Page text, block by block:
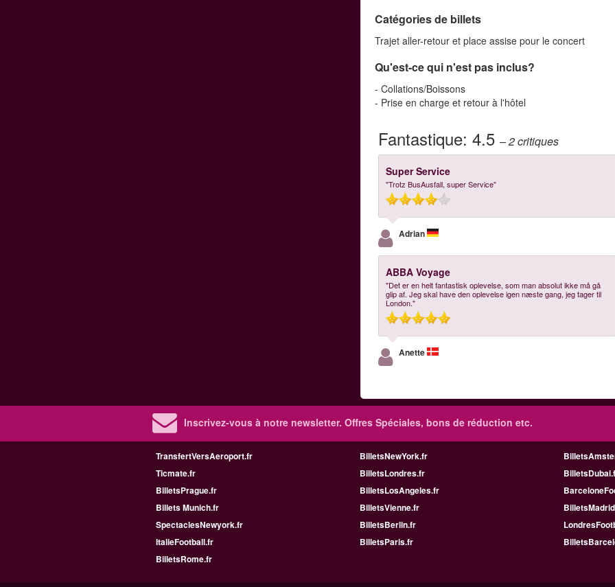
Catégories de billets
Trajet aller-retour et place assise pour le concert
Qu'est-ce qui n'est pas inclus?
- Collations/Boissons
- Prise en charge et retour à l'hôtel
Fantastique:4.5– 2critiques
Super Service
"Trotz BusAusfall, super Service"
Adrian
ABBA Voyage
"Det er en helt fantastisk oplevelse, som man absolut ikke må gå
glip af. Jeg skal have den oplevelse igen næste gang, jeg tager til
London."
Anette
Inscrivez-vous à notre newsletter. Offres Spéciales, bons de réduction etc.
TransfertVersAeroport.fr BilletsNewYork.fr
Ticmate.fr
BilletsLondres.fr
BilletsPrague.fr
BilletsLosAngeles.fr
Billets Munich.fr
BilletsVienne.fr
SpectaclesNewyork.fr
BilletsBerlin.fr
ItalieFootball.fr
BilletsParis.fr
BilletsRome.fr